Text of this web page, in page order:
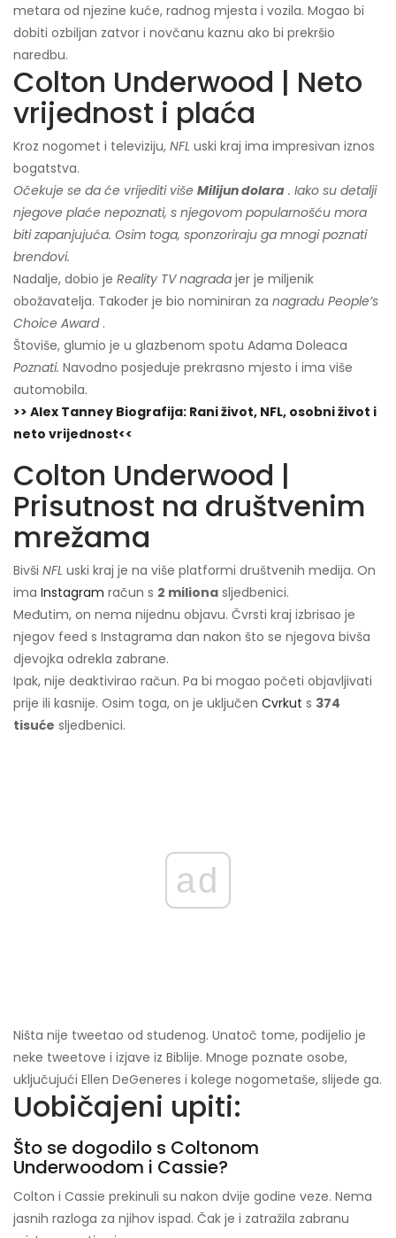
metara od njezine kuće, radnog mjesta i vozila. Mogao bi
dobiti ozbiljan zatvor i novčanu kaznu ako bi prekršio
naredbu.
Colton Underwood | Neto
vrijednost i plaća
Kroz nogomet i televiziju, NFL uski kraj ima impresivan iznos
bogatstva.
Očekuje se da će vrijediti više Milijun dolara . Iako su detalji
njegove plaće nepoznati, s njegovom popularnošću mora
biti zapanjujuća. Osim toga, sponzoriraju ga mnogi poznati
brendovi.
Nadalje, dobio je Reality TV nagrada jer je miljenik
obožavatelja. Također je bio nominiran za nagradu People’s
Choice Award .
Štoviše, glumio je u glazbenom spotu Adama Doleaca
Poznati. Navodno posjeduje prekrasno mjesto i ima više
automobila.
>> Alex Tanney Biografija: Rani život, NFL, osobni život i
neto vrijednost<<
Colton Underwood |
Prisutnost na društvenim
mrežama
Bivši NFL uski kraj je na više platformi društvenih medija. On
ima Instagram račun s 2 miliona sljedbenici.
Međutim, on nema nijednu objavu. Čvrsti kraj izbrisao je
njegov feed s Instagrama dan nakon što se njegova bivša
djevojka odrekla zabrane.
Ipak, nije deaktivirao račun. Pa bi mogao početi objavljivati ​​
prije ili kasnije. Osim toga, on je uključen Cvrkut s 374
tisuće sljedbenici.
ad
Ništa nije tweetao od studenog. Unatoč tome, podijelio je
neke tweetove i izjave iz Biblije. Mnoge poznate osobe,
uključujući Ellen DeGeneres i kolege nogometaše, slijede ga.
Uobičajeni upiti:
Što se dogodilo s Coltonom
Underwoodom i Cassie?
Colton i Cassie prekinuli su nakon dvije godine veze. Nema
jasnih razloga za njihov ispad. Čak je i zatražila zabranu